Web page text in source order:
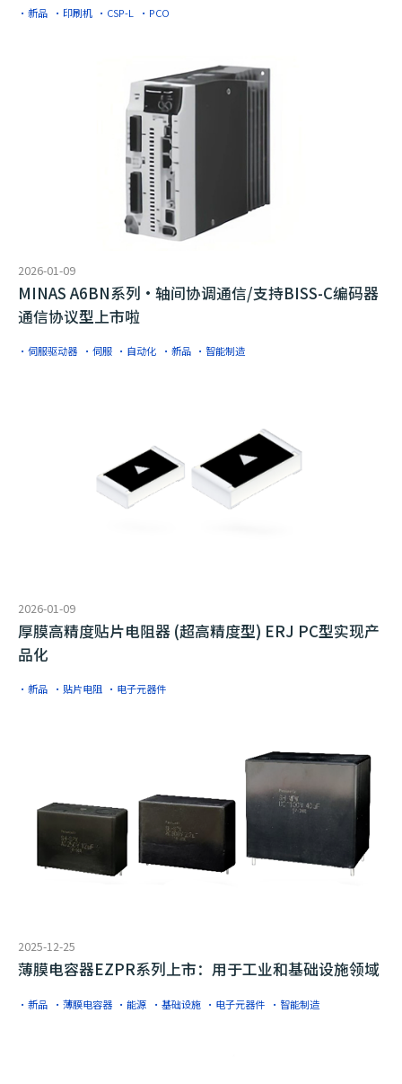
·新品 ·印刷机 ·CSP-L ·PCO
2026-01-09
MINAS A6BN系列·轴间协调通信/支持BISS-C编码器
通信协议型上市啦
·伺服驱动器 ·伺服 ·自动化 ·新品 ·智能制造
2026-01-09
厚膜高精度贴片电阻器 (超高精度型) ERJ PC型实现产
品化
·新品 ·贴片电阻 ·电子元器件
2025-12-25
薄膜电容器EZPR系列上市：用于工业和基础设施领域
·新品 ·薄膜电容器 ·能源 ·基础设施 ·电子元器件 ·智能制造